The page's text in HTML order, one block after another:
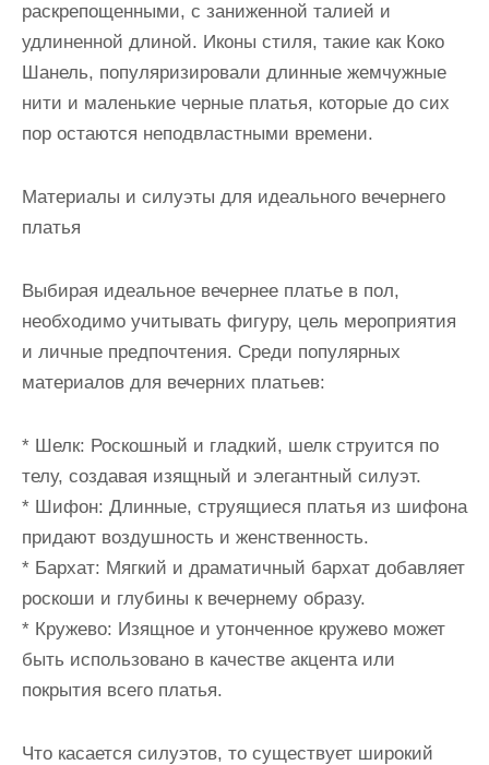
раскрепощенными, с заниженной талией и
удлиненной длиной. Иконы стиля, такие как Коко
Шанель, популяризировали длинные жемчужные
нити и маленькие черные платья, которые до сих
пор остаются неподвластными времени.
Материалы и силуэты для идеального вечернего
платья
Выбирая идеальное вечернее платье в пол,
необходимо учитывать фигуру, цель мероприятия
и личные предпочтения. Среди популярных
материалов для вечерних платьев:
* Шелк: Роскошный и гладкий, шелк струится по
телу, создавая изящный и элегантный силуэт.
* Шифон: Длинные, струящиеся платья из шифона
придают воздушность и женственность.
* Бархат: Мягкий и драматичный бархат добавляет
роскоши и глубины к вечернему образу.
* Кружево: Изящное и утонченное кружево может
быть использовано в качестве акцента или
покрытия всего платья.
Что касается силуэтов, то существует широкий